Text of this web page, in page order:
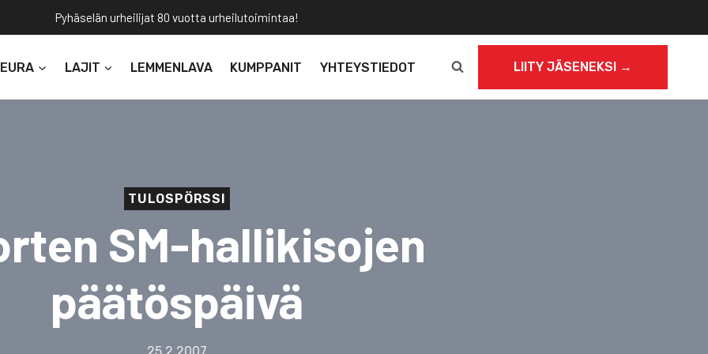
Pyhäselän urheilijat 80 vuotta urheilutoimintaa!
LAJIT LEMMENLAVA KUMPPANIT YHTEYSTIEDOT LIITY JÄSENEKSI →
TULOSPÖRSSI
SM-hallikisojen
päätöspäivä